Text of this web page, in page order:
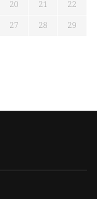
20 21
22
27 28
29